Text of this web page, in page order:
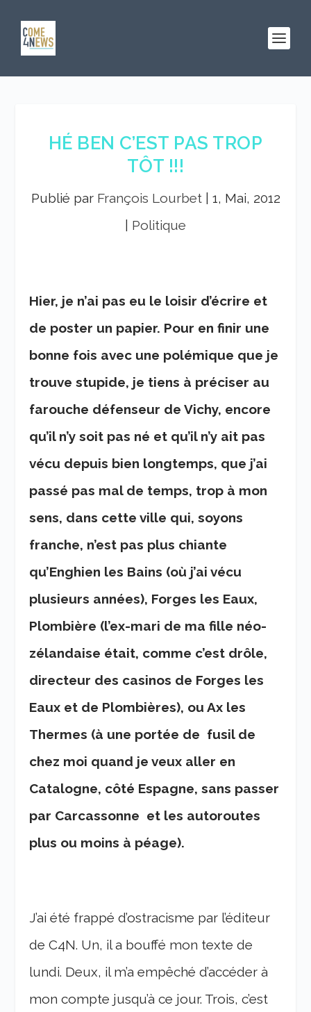
HÉ BEN C’EST PAS TROP
TÔT !!!
Publié par François Lourbet| 1, Mai, 2012
Politique
Hier, je n’ai pas eu le loisir d’écrire et
de poster un papier. Pour en finir une
bonne fois avec une polémique que je
trouve stupide, je tiens à préciser au
farouche défenseur de Vichy, encore
qu’il n’y soit pas né et qu’il n’y ait pas
vécu depuis bien longtemps, que j’ai
passé pas mal de temps, trop à mon
sens, dans cette ville qui, soyons
franche, n’est pas plus chiante
qu’Enghien les Bains (où j’ai vécu
plusieurs années), Forges les Eaux,
Plombière (l’ex-mari de ma fille néo-
zélandaise était, comme c’est drôle,
directeur des casinos de Forges les
Eaux et de Plombières), ou Ax les
Thermes (à une portée de fusil de
chez moi quand je veux aller en
Catalogne, côté Espagne, sans passer
par Carcassonne et les autoroutes
plus ou moins à péage).
J’ai été frappé d’ostracisme par l’éditeur
de C4N. Un, il a bouffé mon texte de
lundi. Deux, il m’a empêché d’accéder à
mon compte jusqu’à ce jour. Trois, c’est